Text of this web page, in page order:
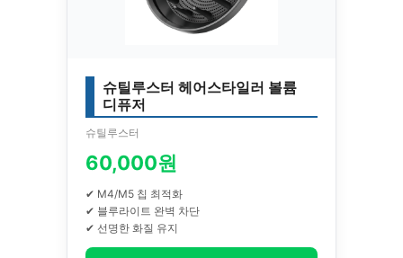
슈틸루스터 헤어스타일러 볼륨
디퓨저
슈틸루스터
60,000원
✔ M4/M5 칩 최적화
✔ 블루라이트 완벽 차단
✔ 선명한 화질 유지